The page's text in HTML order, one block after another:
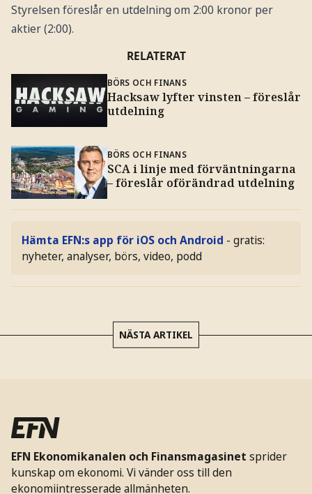
Styrelsen föreslår en utdelning om 2:00 kronor per
aktier (2:00).
RELATERAT
BÖRS OCH FINANS
Hacksaw lyfter vinsten – föreslår
utdelning
BÖRS OCH FINANS
SCA i linje med förväntningarna
– föreslår oförändrad utdelning
Hämta EFN:s app för iOS och Android - gratis:
nyheter, analyser, börs, video, podd
NÄSTA ARTIKEL
EFN Ekonomikanalen och Finansmagasinet sprider
kunskap om ekonomi. Vi vänder oss till den
ekonomiintresserade allmänheten.